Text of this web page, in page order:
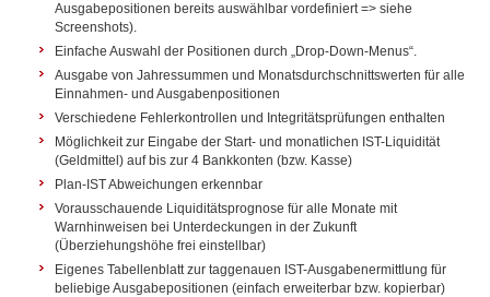
Ausgabepositionen bereits auswählbar vordefiniert => siehe
Screenshots).
Einfache Auswahl der Positionen durch „Drop-Down-Menus“.
Ausgabe von Jahressummen und Monatsdurchschnittswerten für alle
Einnahmen- und Ausgabenpositionen
Verschiedene Fehlerkontrollen und Integritätsprüfungen enthalten
Möglichkeit zur Eingabe der Start- und monatlichen IST-Liquidität
(Geldmittel) auf bis zur 4 Bankkonten (bzw. Kasse)
Plan-IST Abweichungen erkennbar
Vorausschauende Liquiditätsprognose für alle Monate mit
Warnhinweisen bei Unterdeckungen in der Zukunft
(Überziehungshöhe frei einstellbar)
Eigenes Tabellenblatt zur taggenauen IST-Ausgabenermittlung für
beliebige Ausgabepositionen (einfach erweiterbar bzw. kopierbar)